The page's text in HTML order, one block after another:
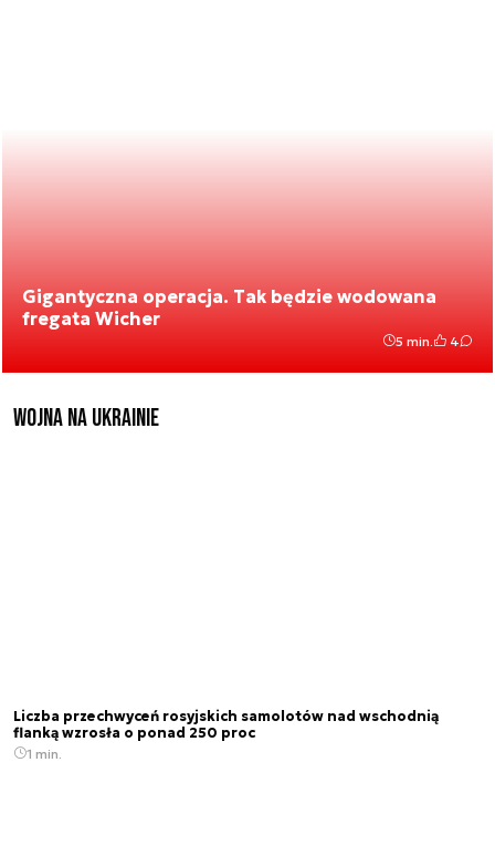
Gigantyczna operacja. Tak będzie wodowana
fregata Wicher
5 min. 4
Wojna na Ukrainie
Liczba przechwyceń rosyjskich samolotów nad wschodnią
flanką wzrosła o ponad 250 proc
1 min.